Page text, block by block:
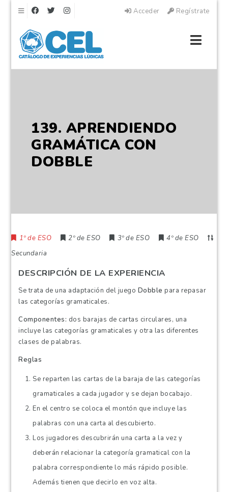
Navegación Acceder Regístrate
139. APRENDIENDO
GRAMÁTICA CON
DOBBLE
1º de ESO 2º de ESO 3º de ESO
4º de ESO
Secundaria
DESCRIPCIÓN DE LA EXPERIENCIA
Se trata de una adaptación del juego Dobble para repasar
las categorías gramaticales.
Componentes: dos barajas de cartas circulares, una
incluye las categorías gramaticales y otra las diferentes
clases de palabras.
Reglas
Se reparten las cartas de la baraja de las categorías
gramaticales a cada jugador y se dejan bocabajo.
En el centro se coloca el montón que incluye las
palabras con una carta al descubierto.
Los jugadores descubrirán una carta a la vez y
deberán relacionar la categoría gramatical con la
palabra correspondiente lo más rápido posible.
Además tienen que decirlo en voz alta.